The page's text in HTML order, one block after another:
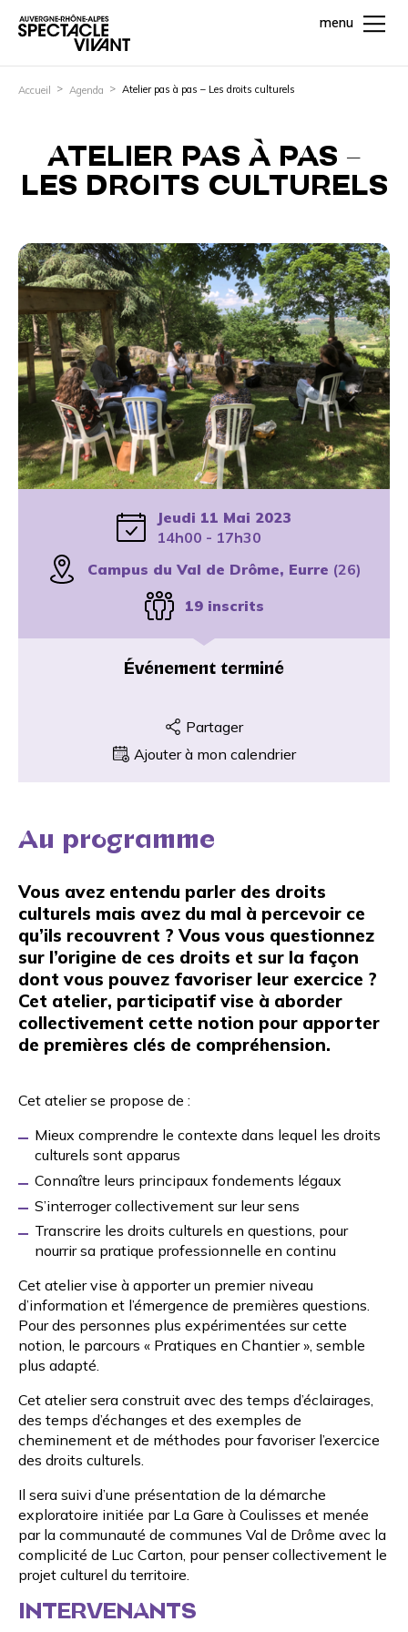
menu
Accueil Agenda Atelier pas à pas – Les droits culturels
ATELIER PAS À PAS –
LES DROITS CULTURELS
Jeudi 11 Mai 2023
14h00 - 17h30
Campus du Val de Drôme, Eurre (26)
19 inscrits
Événement terminé
Partager
Ajouter à mon calendrier
Au programme
Vous avez entendu parler des droits
culturels mais avez du mal à percevoir ce
qu’ils recouvrent ? Vous vous questionnez
sur l’origine de ces droits et sur la façon
dont vous pouvez favoriser leur exercice ?
Cet atelier, participatif vise à aborder
collectivement cette notion pour apporter
de premières clés de compréhension.
Cet atelier se propose de :
Mieux comprendre le contexte dans lequel les droits
culturels sont apparus
Connaître leurs principaux fondements légaux
S’interroger collectivement sur leur sens
Transcrire les droits culturels en questions, pour
nourrir sa pratique professionnelle en continu
Cet atelier vise à apporter un premier niveau
d’information et l’émergence de premières questions.
Pour des personnes plus expérimentées sur cette
notion, le parcours « Pratiques en Chantier », semble
plus adapté.
Cet atelier sera construit avec des temps d’éclairages,
des temps d’échanges et des exemples de
cheminement et de méthodes pour favoriser l’exercice
des droits culturels.
Il sera suivi d’une présentation de la démarche
exploratoire initiée par La Gare à Coulisses et menée
par la communauté de communes Val de Drôme avec la
complicité de Luc Carton, pour penser collectivement le
projet culturel du territoire.
INTERVENANTS